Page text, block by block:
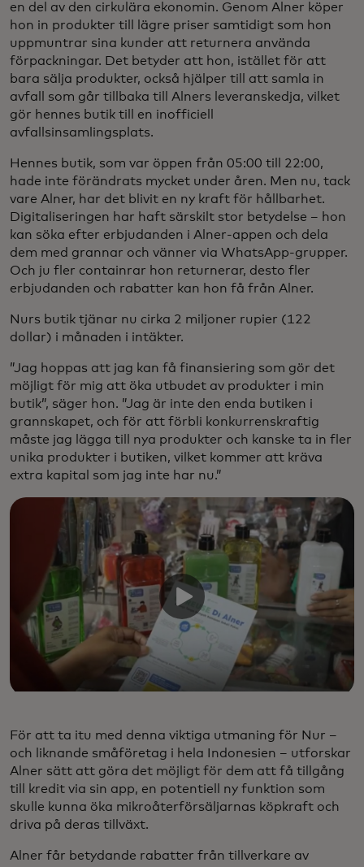
en del av den cirkulära ekonomin. Genom Alner köper
hon in produkter till lägre priser samtidigt som hon
uppmuntrar sina kunder att returnera använda
förpackningar. Det betyder att hon, istället för att
bara sälja produkter, också hjälper till att samla in
avfall som går tillbaka till Alners leveranskedja, vilket
gör hennes butik till en inofficiell
avfallsinsamlingsplats.
Hennes butik, som var öppen från 05:00 till 22:00,
hade inte förändrats mycket under åren. Men nu, tack
vare Alner, har det blivit en ny kraft för hållbarhet.
Digitaliseringen har haft särskilt stor betydelse – hon
kan söka efter erbjudanden i Alner-appen och dela
dem med grannar och vänner via WhatsApp-grupper.
Och ju fler containrar hon returnerar, desto fler
erbjudanden och rabatter kan hon få från Alner.
Nurs butik tjänar nu cirka 2 miljoner rupier (122
dollar) i månaden i intäkter.
”Jag hoppas att jag kan få finansiering som gör det
möjligt för mig att öka utbudet av produkter i min
butik”, säger hon. ”Jag är inte den enda butiken i
grannskapet, och för att förbli konkurrenskraftig
måste jag lägga till nya produkter och kanske ta in fler
unika produkter i butiken, vilket kommer att kräva
extra kapital som jag inte har nu.”
För att ta itu med denna viktiga utmaning för Nur –
och liknande småföretag i hela Indonesien – utforskar
Alner sätt att göra det möjligt för dem att få tillgång
till kredit via sin app, en potentiell ny funktion som
skulle kunna öka mikroåterförsäljarnas köpkraft och
driva på deras tillväxt.
Alner får betydande rabatter från tillverkare av